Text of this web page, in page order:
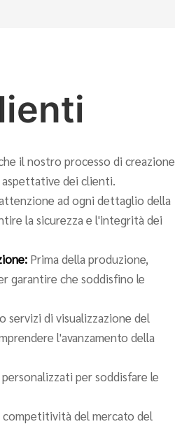
il nostro processo di creazione
aspettative dei clienti.
ad ogni dettaglio della
la sicurezza e l'integrità dei
Prima della produzione,
garantire che soddisfino le
servizi di visualizzazione del
l'avanzamento della
per soddisfare le
competitività del mercato del